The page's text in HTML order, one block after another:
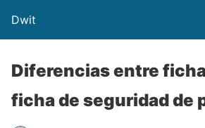
Dwit
Diferencias entre
ficha de seguridad de